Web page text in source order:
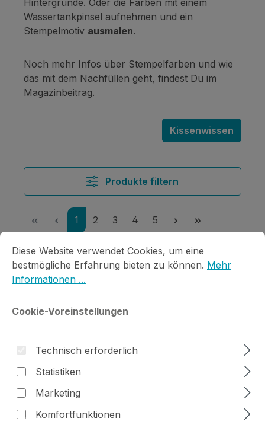
Wassertankpinsel aufnehmen und ein
Stempelmotiv ausmalen.
Noch mehr Infos über Stempelfarben und wie
das mit dem Nachfüllen geht, findest Du im
Magazinbeitrag.
Kissenwissen
Produkte filtern
Seite
1 Seite
2 Seite
3 Seite
4 Seite
5
Cookie-Voreinstellungen
Diese Website verwendet Cookies, um eine bestmögliche
Diese Website verwendet Cookies, um eine
bestmögliche Erfahrung bieten zu können. Mehr
Informationen ...
Cookie-Voreinstellungen
Technisch erforderlich
Statistiken
Marketing
Komfortfunktionen